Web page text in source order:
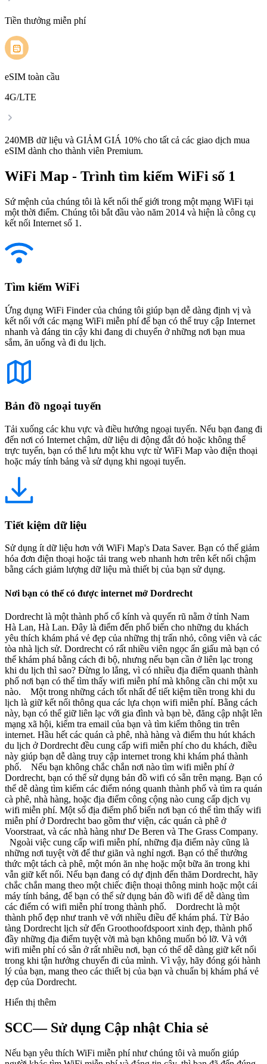
Tiền thưởng miễn phí
eSIM toàn cầu
4G/LTE
240MB dữ liệu và GIẢM GIÁ 10% cho tất cả các giao dịch mua
eSIM dành cho thành viên Premium.
WiFi Map - Trình tìm kiếm WiFi số 1
Sứ mệnh của chúng tôi là kết nối thế giới trong một mạng WiFi tại
một thời điểm. Chúng tôi bắt đầu vào năm 2014 và hiện là công cụ
kết nối Internet số 1.
Tìm kiếm WiFi
Ứng dụng WiFi Finder của chúng tôi giúp bạn dễ dàng định vị và
kết nối với các mạng WiFi miễn phí để bạn có thể truy cập Internet
nhanh và đáng tin cậy khi đang di chuyển ở những nơi bạn mua
sắm, ăn uống và đi du lịch.
Bản đồ ngoại tuyến
Tải xuống các khu vực và điều hướng ngoại tuyến. Nếu bạn đang đi
đến nơi có Internet chậm, dữ liệu di động đắt đỏ hoặc không thể
trực tuyến, bạn có thể lưu một khu vực từ WiFi Map vào điện thoại
hoặc máy tính bảng và sử dụng khi ngoại tuyến.
Tiết kiệm dữ liệu
Sử dụng ít dữ liệu hơn với WiFi Map's Data Saver. Bạn có thể giảm
hóa đơn điện thoại hoặc tải trang web nhanh hơn trên kết nối chậm
bằng cách giảm lượng dữ liệu mà thiết bị của bạn sử dụng.
Nơi bạn có thể có được internet mở Dordrecht
Dordrecht là một thành phố cổ kính và quyến rũ nằm ở tỉnh Nam
Hà Lan, Hà Lan. Đây là điểm đến phổ biến cho những du khách
yêu thích khám phá vẻ đẹp của những thị trấn nhỏ, công viên và các
tòa nhà lịch sử. Dordrecht có rất nhiều viên ngọc ẩn giấu mà bạn có
thể khám phá bằng cách đi bộ, nhưng nếu bạn cần ở liên lạc trong
khi du lịch thì sao? Đừng lo lắng, vì có nhiều địa điểm quanh thành
phố nơi bạn có thể tìm thấy wifi miễn phí mà không cần chi một xu
nào. Một trong những cách tốt nhất để tiết kiệm tiền trong khi du
lịch là giữ kết nối thông qua các lựa chọn wifi miễn phí. Bằng cách
này, bạn có thể giữ liên lạc với gia đình và bạn bè, đăng cập nhật lên
mạng xã hội, kiểm tra email của bạn và tìm kiếm thông tin trên
internet. Hầu hết các quán cà phê, nhà hàng và điểm thu hút khách
du lịch ở Dordrecht đều cung cấp wifi miễn phí cho du khách, điều
này giúp bạn dễ dàng truy cập internet trong khi khám phá thành
phố. Nếu bạn không chắc chắn nơi nào tìm wifi miễn phí ở
Dordrecht, bạn có thể sử dụng bản đồ wifi có sẵn trên mạng. Bạn có
thể dễ dàng tìm kiếm các điểm nóng quanh thành phố và tìm ra quán
cà phê, nhà hàng, hoặc địa điểm công cộng nào cung cấp dịch vụ
wifi miễn phí. Một số địa điểm phổ biến nơi bạn có thể tìm thấy wifi
miễn phí ở Dordrecht bao gồm thư viện, các quán cà phê ở
Voorstraat, và các nhà hàng như De Beren và The Grass Company.
Ngoài việc cung cấp wifi miễn phí, những địa điểm này cũng là
những nơi tuyệt vời để thư giãn và nghỉ ngơi. Bạn có thể thưởng
thức một tách cà phê, một món ăn nhẹ hoặc một bữa ăn trong khi
vẫn giữ kết nối. Nếu bạn đang có dự định đến thăm Dordrecht, hãy
chắc chắn mang theo một chiếc điện thoại thông minh hoặc một cái
máy tính bảng, để bạn có thể sử dụng bản đồ wifi để dễ dàng tìm
các điểm có wifi miễn phí trong thành phố. Dordrecht là một
thành phố đẹp như tranh vẽ với nhiều điều để khám phá. Từ Bảo
tàng Dordrecht lịch sử đến Groothoofdspoort xinh đẹp, thành phố
đầy những địa điểm tuyệt vời mà bạn không muốn bỏ lỡ. Và với
wifi miễn phí có sẵn ở rất nhiều nơi, bạn có thể dễ dàng giữ kết nối
trong khi tận hưởng chuyến đi của mình. Vì vậy, hãy đóng gói hành
lý của bạn, mang theo các thiết bị của bạn và chuẩn bị khám phá vẻ
đẹp của Dordrecht.
Hiển thị thêm
SCC— Sử dụng Cập nhật Chia sẻ
Nếu bạn yêu thích WiFi miễn phí như chúng tôi và muốn giúp